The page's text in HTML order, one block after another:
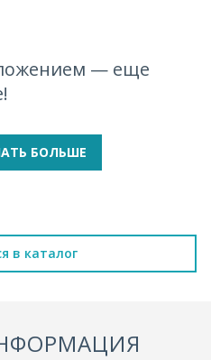
— еще
БОЛЬШЕ
в каталог